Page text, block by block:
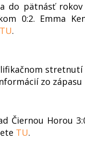
do pätnásť
0:2. Emma
TU.
zo
Čiernou Horou
TU.